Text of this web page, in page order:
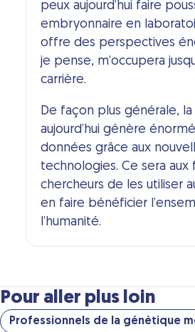
peux aujourd’hui faire
embryonnaire en
offre des perspectives
je pense, m’occupera
carrière.
De façon plus générale,
aujourd’hui génère
données grâce aux
technologies. Ce sera aux
chercheurs de les utiliser
en faire bénéficier
l’humanité.
Pour aller plus loin
Professionnels de la génétique